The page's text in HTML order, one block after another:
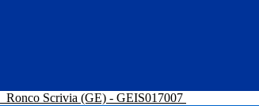
Ronco Scrivia (GE) - GEIS017007